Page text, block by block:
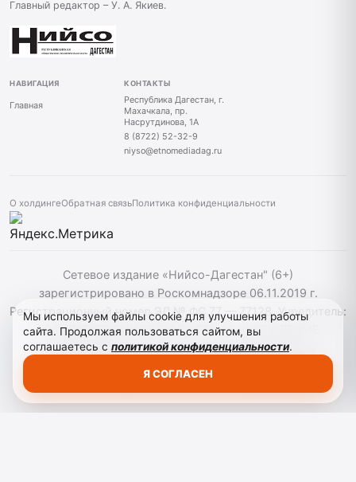
Главный редактор – У. А. Якиев.
НАВИГАЦИЯ
Главная
КОНТАКТЫ
Республика Дагестан, г.
Махачкала, пр.
Насрутдинова, 1А
8 (8722) 52-32-9
niyso@etnomediadag.ru
О холдингеОбратная связьПолитика конфиденциальности
Сетевое издание «Нийсо-Дагестан" (6+)
зарегистрировано в Роскомнадзоре 06.11.2019 г.
Регистрационный номер ЭЛ № ФС 77 — 77128. Учредитель:
ГОСУДАРСТВЕННОЕ БЮДЖЕТНОЕ УЧРЕЖДЕНИЕ
РЕСПУБЛИКИ ДАГЕСТАН "ЭТНОМЕДИАХОЛДИНГ
Мы используем файлы cookie для улучшения работы
сайта. Продолжая пользоваться сайтом, вы
соглашаетесь с политикой конфиденциальности.
Я СОГЛАСЕН